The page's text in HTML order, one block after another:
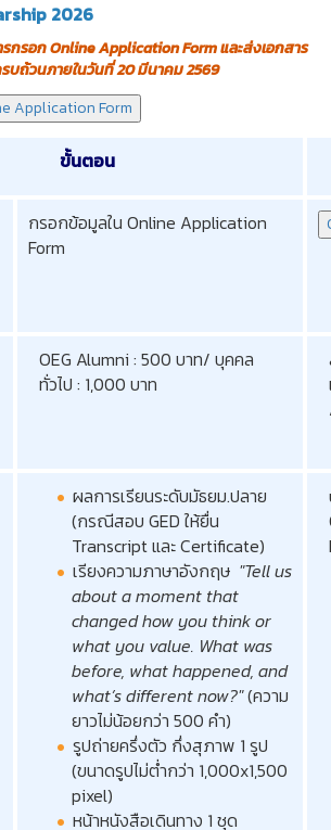
2026
กรอก Online Application Form และส่งเอกสาร
บถ้วนภายในวันที่ 20 มีนาคม 2569
ขั้นตอน
กรอกข้อมูลใน Online Application
Form
OEG Alumni : 500 บาท/ บุคคล
ทั่วไป : 1,000 บาท
ผลการเรียนระดับมัธยม.ปลาย
(กรณีสอบ GED ให้ยื่น
Transcript และ Certificate)
เรียงความภาษาอังกฤษ "Tell us
about a moment that
changed how you think or
what you value. What was
before, what happened, and
what’s different now?"(ความ
ยาวไม่น้อยกว่า 500 คำ)
รูปถ่ายครึ่งตัว กึ่งสุภาพ 1 รูป
(ขนาดรูปไม่ต่ำกว่า 1,000x1,500
pixel)
หน้าหนังสือเดินทาง 1 ชุด